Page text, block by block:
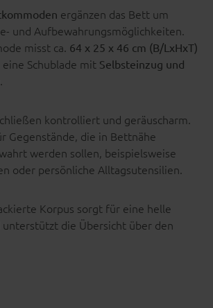
ergänzen das Bett um
und Aufbewahrungsmöglichkeiten.
misst ca. 64 x 25 x 46 cm (B/LxHxT)
Schublade mit Selbsteinzug und
.
kontrolliert und geräuscharm.
Gegenstände, die in Bettnähe
werden sollen, beispielsweise
oder persönliche Alltagsutensilien.
Korpus sorgt für eine helle
unterstützt die Übersicht über den